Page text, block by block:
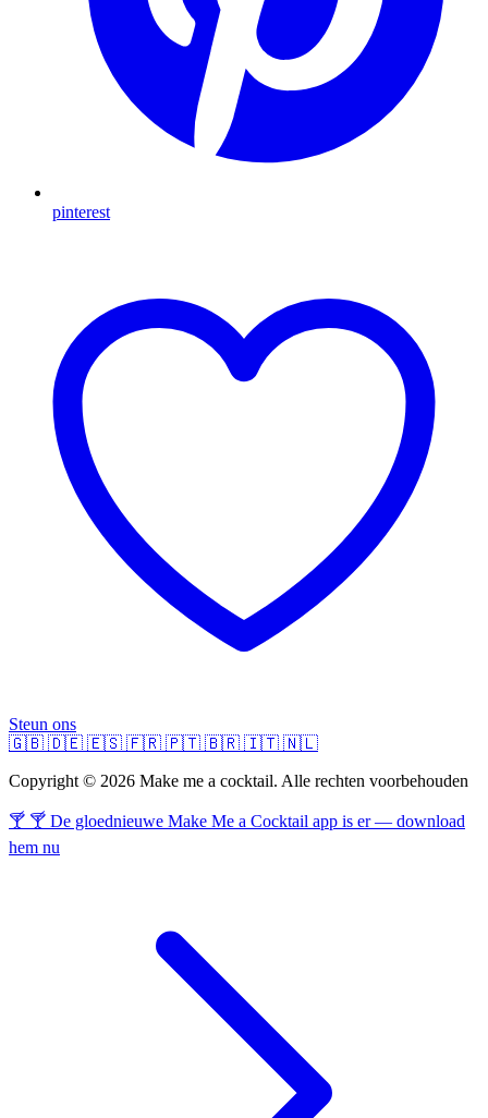
pinterest
Steun ons
🇬🇧 🇩🇪 🇪🇸 🇫🇷 🇵🇹 🇧🇷 🇮🇹 🇳🇱
Copyright © 2026 Make me a cocktail. Alle rechten voorbehouden
🍸 🍸 De gloednieuwe Make Me a Cocktail app is er — download
hem nu